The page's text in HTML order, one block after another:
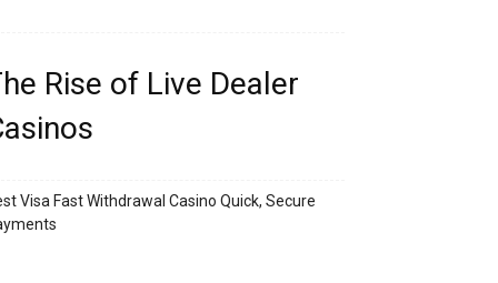
Rise of Live Dealer
Visa Fast Withdrawal Casino Quick, Secure